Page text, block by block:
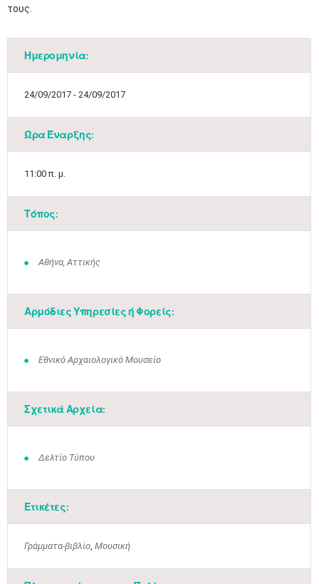
τους.
Ημερομηνία:
24/09/2017 - 24/09/2017
Ώρα Έναρξης:
11:00 π. μ.
Τόπος:
Αθήνα, Αττικής
Αρμόδιες Υπηρεσίες ή Φορείς:
Εθνικό Αρχαιολογικό Μουσείο
Σχετικά Αρχεία:
Δελτίο Τύπου
Ετικέτες:
Γράμματα-βιβλίο, Μουσική